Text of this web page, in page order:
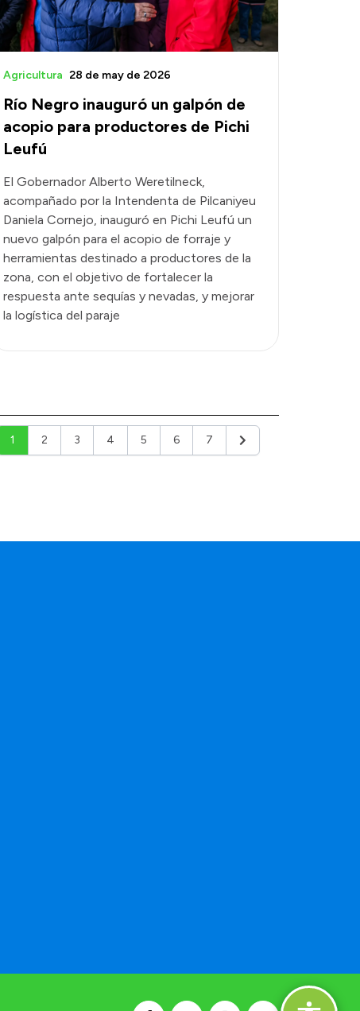
Río Negro inauguró un galpón de
acopio para productores de Pichi
Leufú
Agricultura 28 de may de 2026
El Gobernador Alberto Weretilneck,
acompañado por la Intendenta de Pilcaniyeu
Daniela Cornejo, inauguró en Pichi Leufú un
nuevo galpón para el acopio de forraje y
herramientas destinado a productores de la
zona, con el objetivo de fortalecer la
respuesta ante sequías y nevadas, y mejorar
la logística del paraje
1 2 3 4 5 6 7 Siguiente